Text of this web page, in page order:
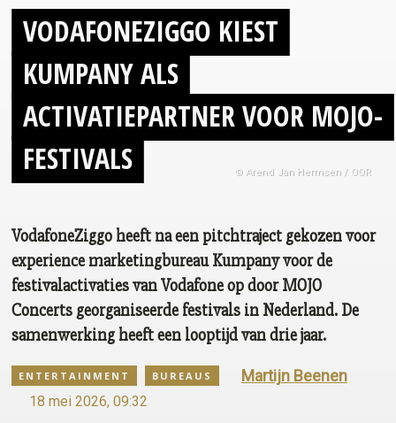
ENTERTAINMENT BUREAUS
18 mei 2026, 09:32
Martijn Beenen
© Arend Jan Hermsen / OOR
VODAFONEZIGGO KIEST
KUMPANY ALS
ACTIVATIEPARTNERVOOR MOJO-
FESTIVALS
VodafoneZiggo heeft na een pitchtraject gekozen voor
experience marketingbureau Kumpany voor de
festivalactivaties van Vodafone op door MOJO
Concerts georganiseerde festivals in Nederland. De
samenwerking heeft een looptijd van drie jaar.